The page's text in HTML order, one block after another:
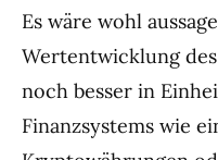
Es wäre wohl
Wertentwicklung
noch besser in
Finanzsystems wie